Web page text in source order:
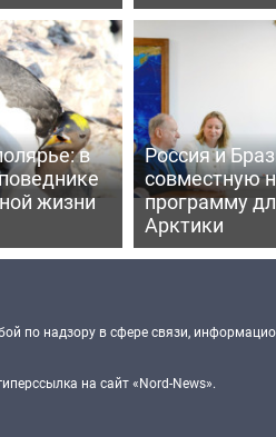
в
жизни
Россия и
совместную
программу
Арктики
по надзору в сфере связи,
на сайт «Nord-News».